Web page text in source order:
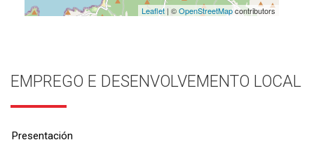
Leaflet| ©OpenStreetMapcontributors
EMPREGO E DESENVOLVEMENTO LOCAL
Presentación